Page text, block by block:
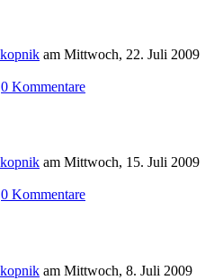
am Mittwoch, 22. Juli 2009
0 Kommentare
am Mittwoch, 15. Juli 2009
0 Kommentare
am Mittwoch, 8. Juli 2009